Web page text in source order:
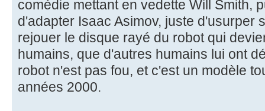
comédie mettant en vedette Will Smith,
d'adapter Isaac Asimov, juste d'usurper
rejouer le disque rayé du robot qui
humains, que d'autres humains lui ont
robot n'est pas fou, et c'est un modèle
années 2000.